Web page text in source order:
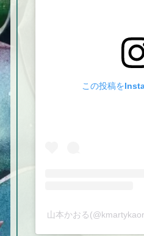
この投稿を
山本かおる